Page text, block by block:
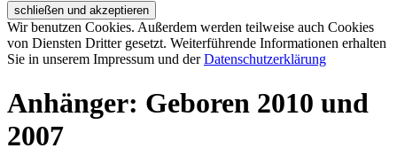
Wir benutzen Cookies. Außerdem werden teilweise auch Cookies
von Diensten Dritter gesetzt. Weiterführende Informationen erhalten
Sie in unserem Impressum und derDatenschutzerklärung
Anhänger: Geboren 2010 und
2007